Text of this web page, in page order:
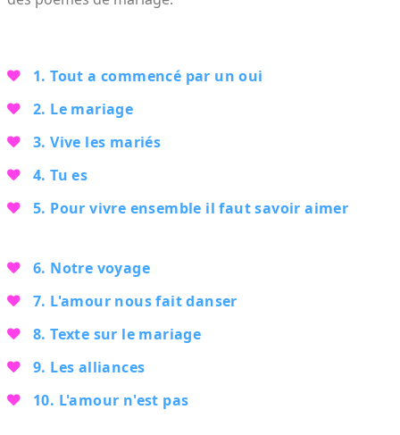
1. Tout a commencé par un oui
2. Le mariage
3. Vive les mariés
4. Tu es
5. Pour vivre ensemble il faut savoir aimer
6. Notre voyage
7. L'amour nous fait danser
8. Texte sur le mariage
9. Les alliances
10. L'amour n'est pas